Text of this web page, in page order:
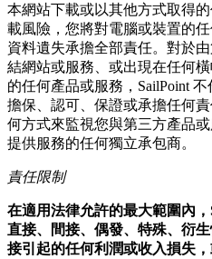
本網站下載或以其他方式取得
載風險，您將對電腦或裝置的
資料遺失承擔全部責任。對於
結網站或服務、或出現在任何
的任何產品或服務，SailPoint 不
擔保、認可、保證或承擔任何
何方式來監視您與第三方產品
提供服務的任何獨立承包商。
責任限制
在適用法律允許的最大範圍內
直接、間接、偶發、特殊、衍
接引起的任何利潤或收入損失